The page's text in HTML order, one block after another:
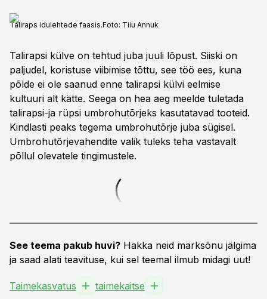
Taliraps idulehtede faasis.Foto: Tiiu Annuk
Talirapsi külve on tehtud juba juuli lõpust. Siiski on
paljudel, koristuse viibimise tõttu, see töö ees, kuna
põlde ei ole saanud enne talirapsi külvi eelmise
kultuuri alt kätte. Seega on hea aeg meelde tuletada
talirapsi-ja rüpsi umbrohutõrjeks kasutatavad tooteid.
Kindlasti peaks tegema umbrohutõrje juba sügisel.
Umbrohutõrjevahendite valik tuleks teha vastavalt
põllul olevatele tingimustele.
See teema pakub huvi? Hakka neid märksõnu jälgima
ja saad alati teavituse, kui sel teemal ilmub midagi uut!
Taimekasvatus taimekaitse